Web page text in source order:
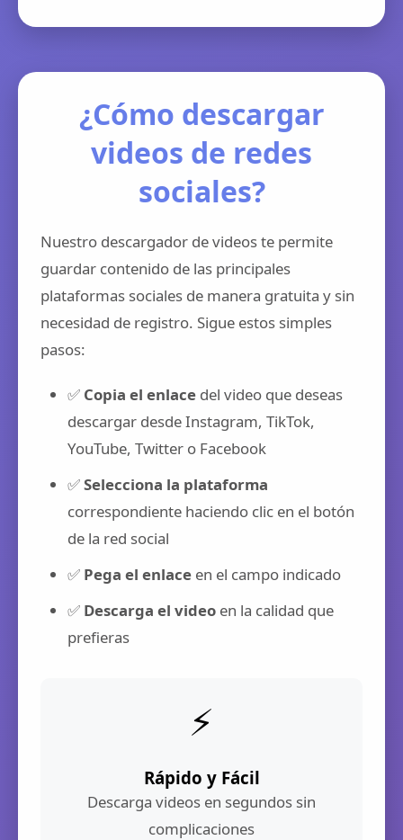
¿Cómo descargar
videos de redes
sociales?
Nuestro descargador de videos te permite
guardar contenido de las principales
plataformas sociales de manera gratuita y sin
necesidad de registro. Sigue estos simples
pasos:
✅ Copia el enlace del video que deseas
descargar desde Instagram, TikTok,
YouTube, Twitter o Facebook
✅Selecciona la plataforma
correspondiente haciendo clic en el botón
de la red social
✅ Pega el enlace en el campo indicado
✅ Descarga el video en la calidad que
prefieras
⚡
Rápido y Fácil
Descarga videos en segundos sin
complicaciones